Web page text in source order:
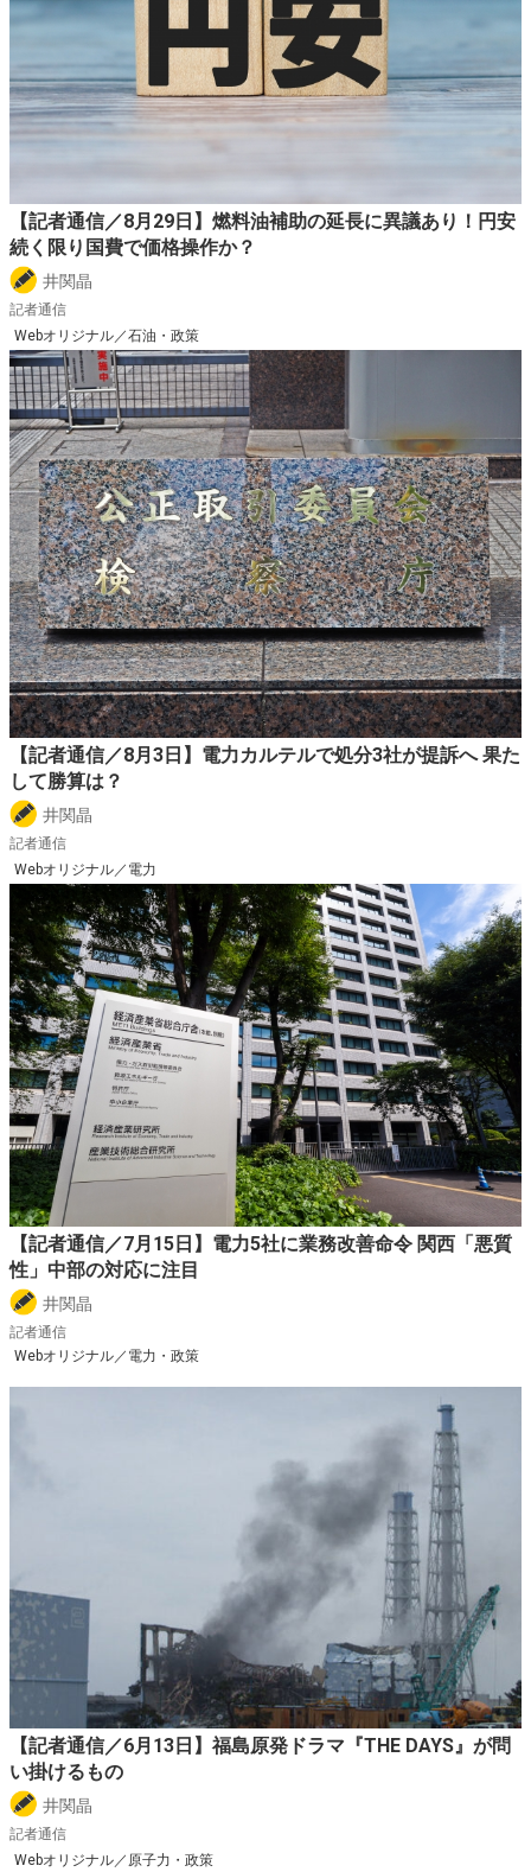
【記者通信／8月29日】燃料油補助の延長に異議あり！円安
続く限り国費で価格操作か？
井関晶
記者通信
Webオリジナル／石油・政策
【記者通信／8月3日】電力カルテルで処分3社が提訴へ 果た
して勝算は？
井関晶
記者通信
Webオリジナル／電力
【記者通信／7月15日】電力5社に業務改善命令 関西「悪質
性」中部の対応に注目
井関晶
記者通信
Webオリジナル／電力・政策
【記者通信／6月13日】福島原発ドラマ『THE DAYS』が問
い掛けるもの
井関晶
記者通信
Webオリジナル／原子力・政策